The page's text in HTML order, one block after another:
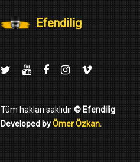
Efendilig
Tüm hakları saklıdır© Efendilig
Developed byÖmer Özkan.